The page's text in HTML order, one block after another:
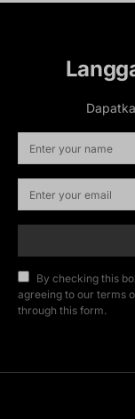
By checking this
agreeing to our terms
through this form.